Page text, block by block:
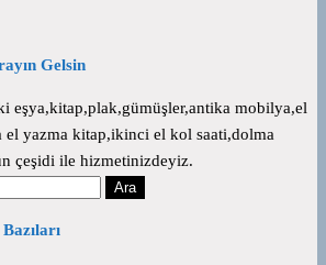
Gelsin
eşya,kitap,plak,gümüşler,antika mobilya,el
el yazma kitap,ikinci el kol saati,dolma
çeşidi ile hizmetinizdeyiz.